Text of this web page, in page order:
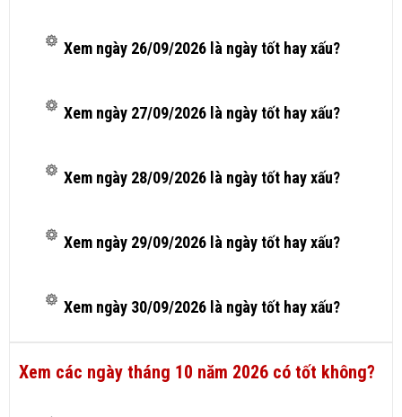
Xem ngày 26/09/2026 là ngày tốt hay xấu?
Xem ngày 27/09/2026 là ngày tốt hay xấu?
Xem ngày 28/09/2026 là ngày tốt hay xấu?
Xem ngày 29/09/2026 là ngày tốt hay xấu?
Xem ngày 30/09/2026 là ngày tốt hay xấu?
Xem các ngày tháng 10 năm 2026 có tốt không?